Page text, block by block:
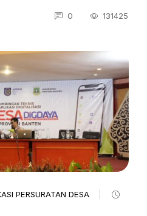
0 131425
PERSURATAN DESA